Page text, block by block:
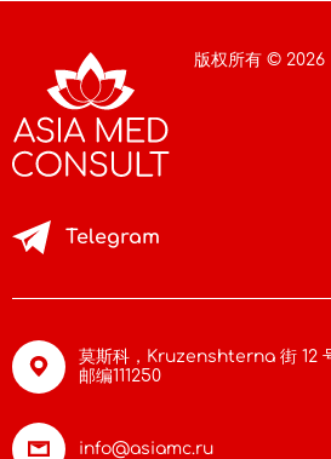
版权所有 © 2026
莫斯科，Kruzenshterna 街 12
邮编111250
info@asiamc.ru
Telegram